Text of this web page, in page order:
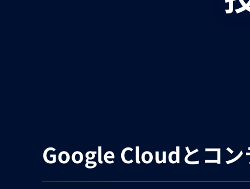
Google Cloudとコン